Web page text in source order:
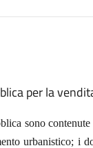
per la
sono
urbanistico; i